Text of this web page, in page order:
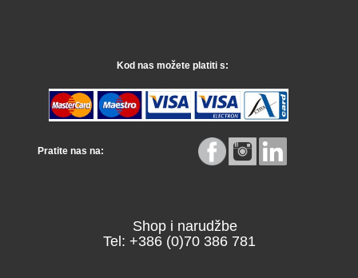
Kod nas možete platiti s:
Pratite nas na:
Shop i narudžbe
Tel: +386 (0)70 386 781